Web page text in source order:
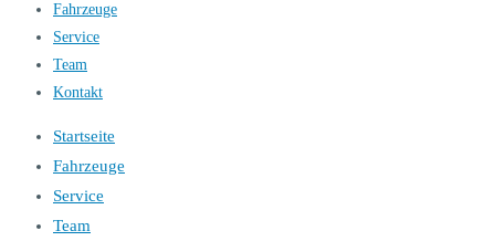
Fahrzeuge
Service
Team
Kontakt
Startseite
Fahrzeuge
Service
Team